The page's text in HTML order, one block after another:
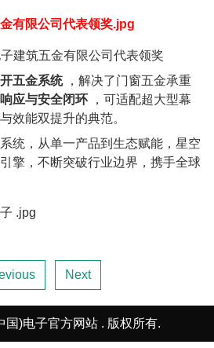
筑五金有限公司代表领奖
五金系统，解决了门窗五金承重
应与安全闭环 ，可适配超大型幕
效能双提升的典范。
，从单一产品到生态赋能，星空
擎，不断突破行业边界，携手全球
Next
国)电子官方网站 . 版权所有.